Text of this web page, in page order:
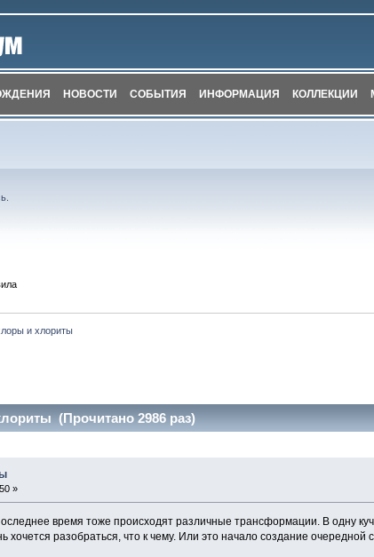
НОВОСТИ СОБЫТИЯ ИНФОРМАЦИЯ КОЛЛЕКЦИИ
и хлориты
(Прочитано 2986 раз)
»
время тоже происходят различные трансформации. В одну
хочется разобраться, что к чему. Или это начало создание очередной